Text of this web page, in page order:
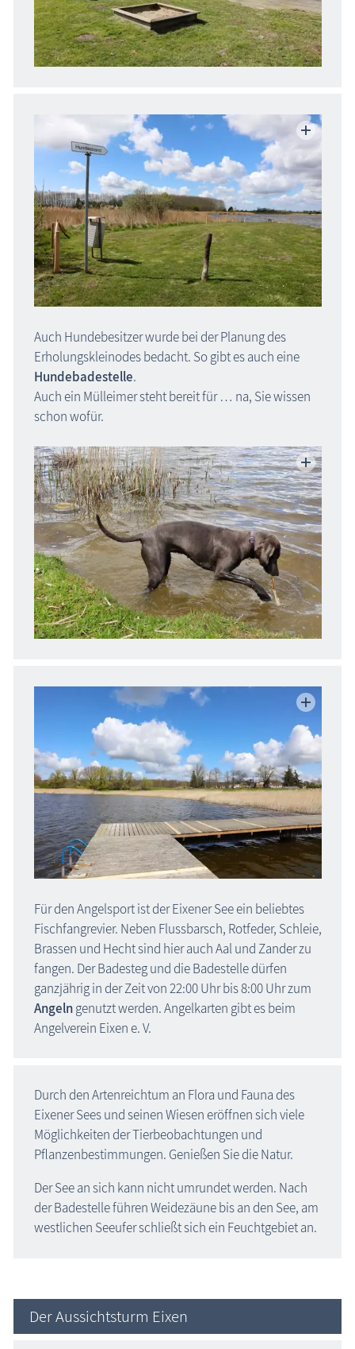
Auch Hundebesitzer wurde bei der Planung des
Erholungs­kleinodes bedacht. So gibt es auch eine
Hundebadestelle.
Auch ein Mülleimer steht bereit für … na, Sie wissen
schon wofür.
Für den Angelsport ist der Eixener See ein beliebtes
Fischfangrevier. Neben Flussbarsch, Rotfeder, Schleie,
Brassen und Hecht sind hier auch Aal und Zander zu
fangen. Der Badesteg und die Badestelle dürfen
ganzjährig in der Zeit von 22:00 Uhr bis 8:00 Uhr zum
Angelngenutzt werden. Angelkarten gibt es beim
Angelverein Eixen e. V.
Durch den Artenreichtum an Flora und Fauna des
Eixener Sees und seinen Wiesen eröffnen sich viele
Möglichkeiten der Tierbeobachtungen und
Pflanzenbestimmungen. Genießen Sie die Natur.
Der See an sich kann nicht umrundet werden. Nach
der Badestelle führen Weidezäune bis an den See, am
westlichen Seeufer schließt sich ein Feuchtgebiet an.
Der Aussichtsturm Eixen